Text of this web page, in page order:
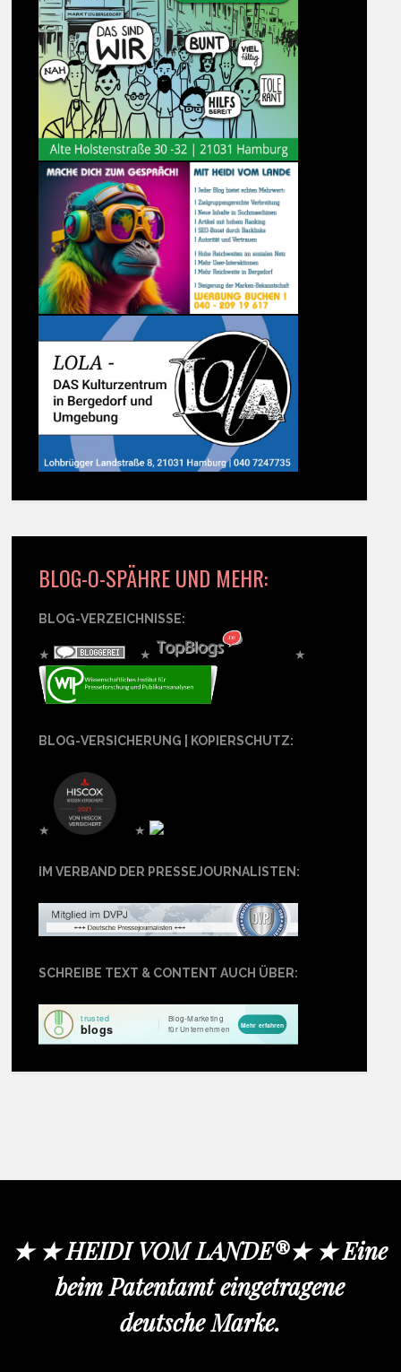
BLOG-O-SPÄHRE UND MEHR:
BLOG-VERZEICHNISSE:
★ ★ ★
BLOG-VERSICHERUNG | KOPIERSCHUTZ:
★ ★
IM VERBAND DER PRESSEJOURNALISTEN:
SCHREIBE TEXT & CONTENT AUCH ÜBER:
★ ★ HEIDI VOM LANDE®★ ★ Eine
beim Patentamt eingetragene
deutsche Marke.